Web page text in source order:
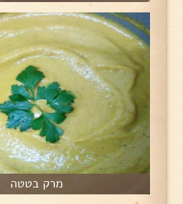
מרק בטטה